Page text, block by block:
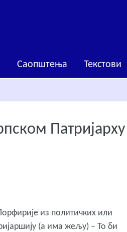
Саопштења Текстови
Патријарху
из политичких или
(а има жељу) – То би